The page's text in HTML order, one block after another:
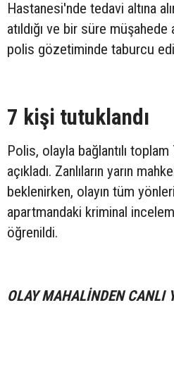
Hastanesi'nde tedavi altına
atıldığı ve bir süre
polis gözetiminde taburcu
7 kişi tutuklandı
Polis, olayla bağlantılı toplam
açıkladı. Zanlıların yarın
beklenirken, olayın tüm
apartmandaki kriminal
öğrenildi.
OLAY MAHALİNDEN CANLI